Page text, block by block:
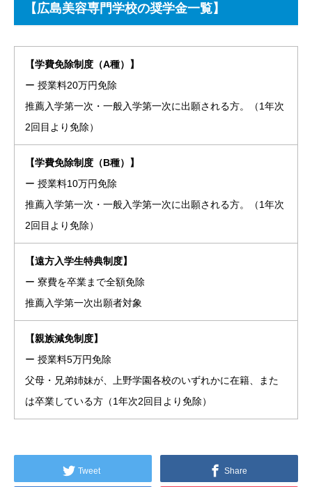
【広島美容専門学校の奨学金一覧】
【学費免除制度（A種）】
ー 授業料20万円免除
推薦入学第一次・一般入学第一次に出願される方。（1年次
2回目より免除）
【学費免除制度（B種）】
ー 授業料10万円免除
推薦入学第一次・一般入学第一次に出願される方。（1年次
2回目より免除）
【遠方入学生特典制度】
ー 寮費を卒業まで全額免除
推薦入学第一次出願者対象
【親族減免制度】
ー 授業料5万円免除
父母・兄弟姉妹が、上野学園各校のいずれかに在籍、また
は卒業している方（1年次2回目より免除）
Tweet Share